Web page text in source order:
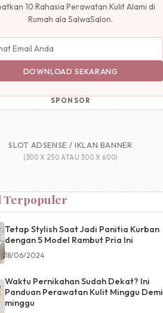
10 Rahasia Perawatan Kulit Alami di
Rumah ala SalwaSalon.
DOWNLOAD SEKARANG
SPONSOR
SLOT ADSENSE / IKLAN BANNER
(300 X 250 ATAU 300 X 600)
Tetap Stylish Saat Jadi Panitia Kurban
dengan 5 Model Rambut Pria Ini
18/06/2024
Waktu Pernikahan Sudah Dekat? Ini
Panduan Perawatan Kulit Minggu Demi
minggu